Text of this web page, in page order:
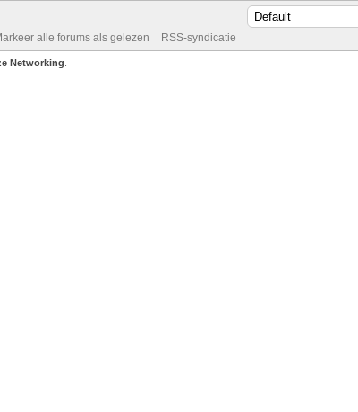
alle forums als gelezen RSS-syndicatie
Networking